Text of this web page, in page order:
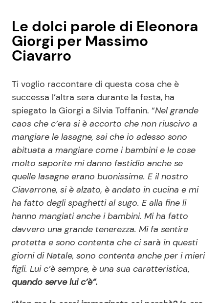
Le dolci parole di Eleonora
Giorgi per Massimo
Ciavarro
Ti voglio raccontare di questa cosa che è
successa l’altra sera durante la festa, ha
spiegato la Giorgi a Silvia Toffanin. “Nel grande
caos che c’era si è accorto che non riuscivo a
mangiare le lasagne, sai che io adesso sono
abituata a mangiare come i bambini e le cose
molto saporite mi danno fastidio anche se
quelle lasagne erano buonissime. E il nostro
Ciavarrone, si è alzato, è andato in cucina e mi
ha fatto degli spaghetti al sugo. E alla fine li
hanno mangiati anche i bambini. Mi ha fatto
davvero una grande tenerezza. Mi fa sentire
protetta e sono contenta che ci sarà in questi
giorni di Natale, sono contenta anche per i mieri
figli. Lui c’è sempre, è una sua caratteristica,
quando serve lui c’è”.